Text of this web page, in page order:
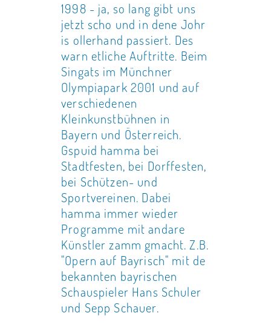
1998 - ja, so lang gibt uns
jetzt scho und in dene Johr
is ollerhand passiert. Des
warn etliche Auftritte. Beim
Singats im Münchner
Olympiapark 2001 und auf
verschiedenen
Kleinkunstbühnen in
Bayern und Österreich.
Gspuid hamma bei
Stadtfesten, bei Dorffesten,
bei Schützen- und
Sportvereinen. Dabei
hamma immer wieder
Programme mit andare
Künstler zamm gmacht. Z.B.
"Opern auf Bayrisch" mit de
bekannten bayrischen
Schauspieler Hans Schuler
und Sepp Schauer.